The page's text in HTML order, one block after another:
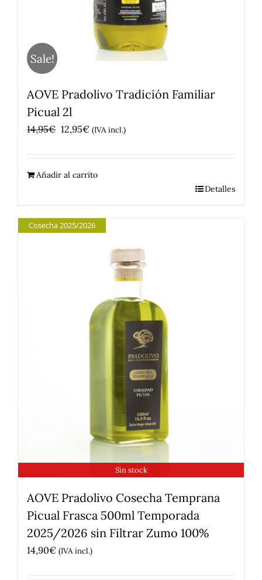
Sale!
AOVE Pradolivo Tradición Familiar
Picual 2l
14,95€ El
era:
12,95€El
es:
(IVA incl.)
Añadir al carrito
Detalles
Sin stock
Cosecha 2025/2026
AOVE Pradolivo Cosecha Temprana
Picual Frasca 500ml Temporada
2025/2026 sin Filtrar Zumo 100%
14,90€ (IVA incl.)